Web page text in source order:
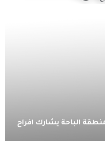
الباحة يشارك افراح